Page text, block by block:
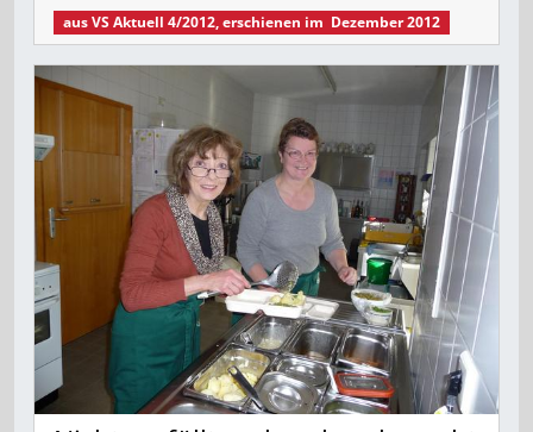
ausVS Aktuell 4/2012, erschienen im Dezember 2012